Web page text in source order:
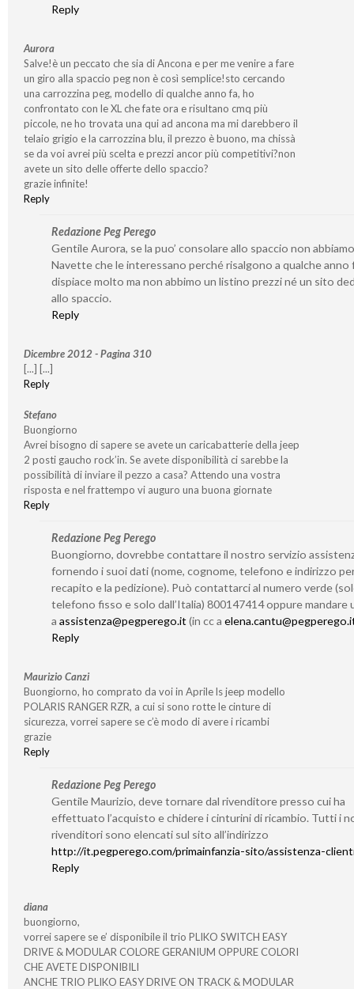
Reply
Aurora
Salve!è un peccato che sia di Ancona e per me venire a fare
un giro alla spaccio peg non è così semplice!sto cercando
una carrozzina peg, modello di qualche anno fa, ho
confrontato con le XL che fate ora e risultano cmq più
piccole, ne ho trovata una qui ad ancona ma mi darebbero il
telaio grigio e la carrozzina blu, il prezzo è buono, ma chissà
se da voi avrei più scelta e prezzi ancor più competitivi?non
avete un sito delle offerte dello spaccio?
grazie infinite!
Reply
Redazione Peg Perego
Gentile Aurora, se la puo’ consolare allo spaccio non
Navette che le interessano perché risalgono a qualche anno
dispiace molto ma non abbimo un listino prezzi né un sito
allo spaccio.
Reply
Dicembre 2012 - Pagina 310
[...] [...]
Reply
Stefano
Buongiorno
Avrei bisogno di sapere se avete un caricabatterie della jeep
2 posti gaucho rock’in. Se avete disponibilità ci sarebbe la
possibilità di inviare il pezzo a casa? Attendo una vostra
risposta e nel frattempo vi auguro una buona giornate
Reply
Redazione Peg Perego
Buongiorno, dovrebbe contattare il nostro servizio
fornendo i suoi dati (nome, cognome, telefono e indirizzo
recapito e la pedizione). Può contattarci al numero verde
telefono fisso e solo dall’Italia) 800147414 oppure mandare
a assistenza@pegperego.it(in cc a
Reply
Maurizio Canzi
Buongiorno, ho comprato da voi in Aprile ls jeep modello
POLARIS RANGER RZR, a cui si sono rotte le cinture di
sicurezza, vorrei sapere se c’è modo di avere i ricambi
grazie
Reply
Redazione Peg Perego
Gentile Maurizio, deve tornare dal rivenditore presso cui ha
effettuato l’acquisto e chidere i cinturini di ricambio. Tutti i
rivenditori sono elencati sul sito all’indirizzo
http://it.pegperego.com/primainfanzia-sito/assistenza-
Reply
diana
buongiorno,
vorrei sapere se e’ disponibile il trio PLIKO SWITCH EASY
DRIVE & MODULAR COLORE GERANIUM OPPURE COLORI
CHE AVETE DISPONIBILI
ANCHE TRIO PLIKO EASY DRIVE ON TRACK & MODULAR